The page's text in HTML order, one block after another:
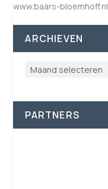
www.baars-bloemhoff.nl
ARCHIEVEN
PARTNERS